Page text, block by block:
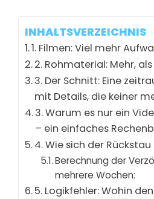
INHALTSVERZEICHNIS
1. Filmen: Viel mehr
2. Rohmaterial: Mehr,
3. Der Schnitt: Eine
mit Details, die keiner
3. Warum es nur ein
– ein einfaches
4. Wie sich der
Berechnung der
mehrere Wochen:
5. Logikfehler: Wohin